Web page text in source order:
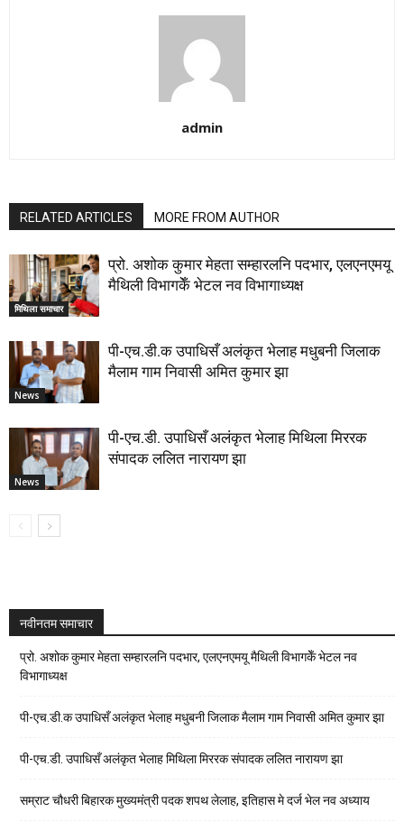
admin
RELATED ARTICLES MORE FROM AUTHOR
मिथिला समाचार
प्रो. अशोक कुमार मेहता सम्हारलनि पदभार, एलएनएमयू
मैथिली विभागकेँ भेटल नव विभागाध्यक्ष
News
पी-एच.डी.क उपाधिसँ अलंकृत भेलाह मधुबनी जिलाक
मैलाम गाम निवासी अमित कुमार झा
News
पी-एच.डी. उपाधिसँ अलंकृत भेलाह मिथिला मिररक
संपादक ललित नारायण झा
नवीनतम समाचार
प्रो. अशोक कुमार मेहता सम्हारलनि पदभार, एलएनएमयू मैथिली विभागकेँ भेटल नव
विभागाध्यक्ष
पी-एच.डी.क उपाधिसँ अलंकृत भेलाह मधुबनी जिलाक मैलाम गाम निवासी अमित कुमार झा
पी-एच.डी. उपाधिसँ अलंकृत भेलाह मिथिला मिररक संपादक ललित नारायण झा
सम्राट चौधरी बिहारक मुख्यमंत्री पदक शपथ लेलाह, इतिहास मे दर्ज भेल नव अध्याय